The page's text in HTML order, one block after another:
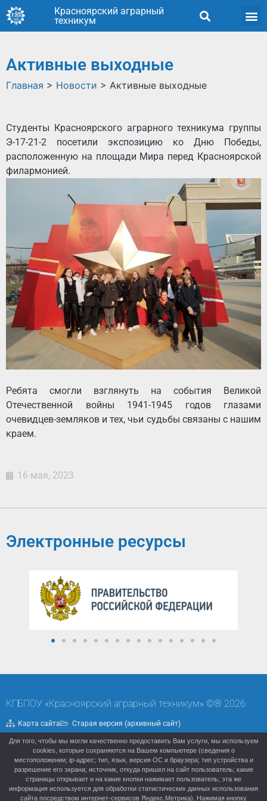
Красноярский аграрный
техникум
Активные выходные
Главная > Новости > Активные выходные
Студенты Красноярского аграрного техникума группы
Э-17-21-2 посетили экспозицию ко Дню Победы,
расположенную на площади Мира перед Красноярской
филармонией.
Ребята смогли взглянуть на события Великой
Отечественной войны 1941-1945 годов глазами
очевидцев-земляков и тех, чьи судьбы связаны с нашим
краем.
16 мая, 2023
Электронные ресурсы
КГБПОУ «Красноярский аграрный техникум» ©® 2026
Карта сайта Старая версия (архивный сайт)
Политика конфиденциальности
Для того, чтобы мы могли качественно предоставить Вам услуги, мы используем
cookies, которые сохраняются на Вашем компьютере (сведения о
местоположении; ip-адрес; тип, язык, версия ОС и браузера; тип устройства и
разрешение его экрана; источник, откуда пришел на сайт пользователь; какие
страницы открывает и на какие кнопки нажимает пользователь; эта же
информация используется для обработки статистических данных использования
сайта посредством интернет-сервисов Яндекс.Метрика). Нажимая кнопку